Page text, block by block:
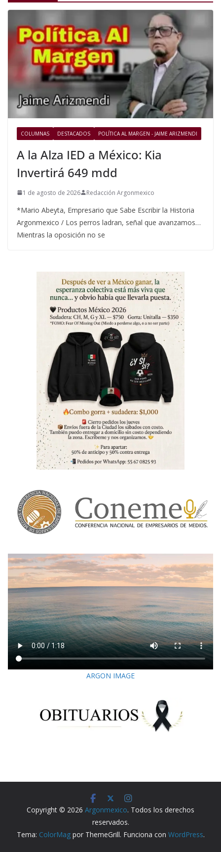
COLUMNAS DESTACADOS POLÍTICA AL MARGEN - JAIME ARIZMENDI
A la Alza IED a México: Kia
Invertirá 649 mdd
1 de agosto de 2026 Redacción Argonmexico
*Mario Abeyta, Empresario que Sabe Escribir la Historia
Argonmexico / Los perros ladran, señal que avanzamos…
Mientras la oposición no se
ARGON IMAGE
Copyright © 2026 Argonmexico. Todos los derechos
reservados.
Tema: ColorMagpor ThemeGrill. Funciona con WordPress.